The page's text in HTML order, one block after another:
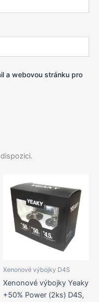
a webovou stránku pro
Xenonové výbojky D4S
Xenonové výbojky Yeaky
+50% Power (2ks) D4S,